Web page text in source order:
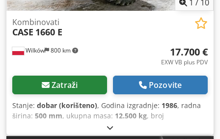
1 / 10
Wilków 800 km
Kombinovati
CASE 1660 E
17.700 €
EXW VB plus PDV
Zatraži Pozovite
Stanje: dobar (korišteno), Godina izgradnje: 1986, radna
širina: 500 mm, ukupna masa: 12.500 kg, broj